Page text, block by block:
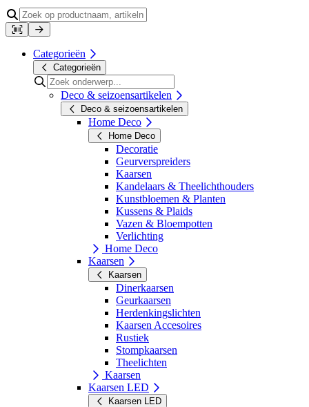
Categorieën
Categorieën
Deco & seizoensartikelen
Deco & seizoensartikelen
Home Deco
Home Deco
Decoratie
Geurverspreiders
Kaarsen
Kandelaars & Theelichthouders
Kunstbloemen & Planten
Kussens & Plaids
Vazen & Bloempotten
Verlichting
Home Deco
Kaarsen
Kaarsen
Dinerkaarsen
Geurkaarsen
Herdenkingslichten
Kaarsen Accesoires
Rustiek
Stompkaarsen
Theelichten
Kaarsen
Kaarsen LED
Kaarsen LED